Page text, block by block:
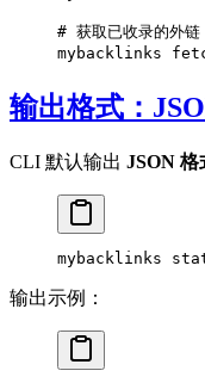
# 获取已收录的外链
mybacklinks
输出格式：
CLI 默认输出 JSON 格
mybacklinks
输出示例：